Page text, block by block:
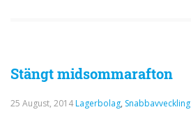
Stängt midsommarafton
25 August, 2014Lagerbolag, Snabbavveckling